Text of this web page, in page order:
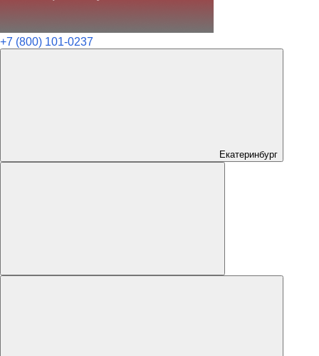
+7 (800) 101-0237
Екатеринбург